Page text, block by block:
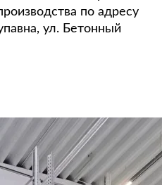
по адресу
ул. Бетонный